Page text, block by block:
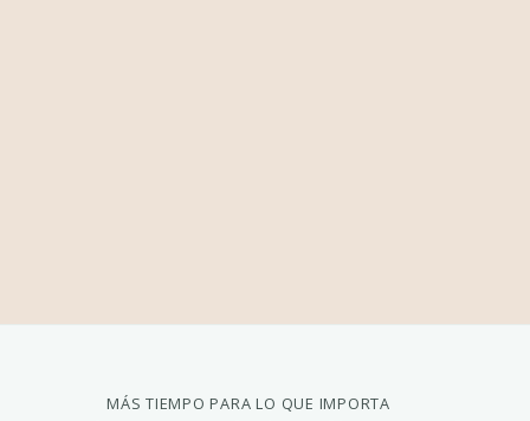
MÁS TIEMPO PARA LO QUE IMPORTA